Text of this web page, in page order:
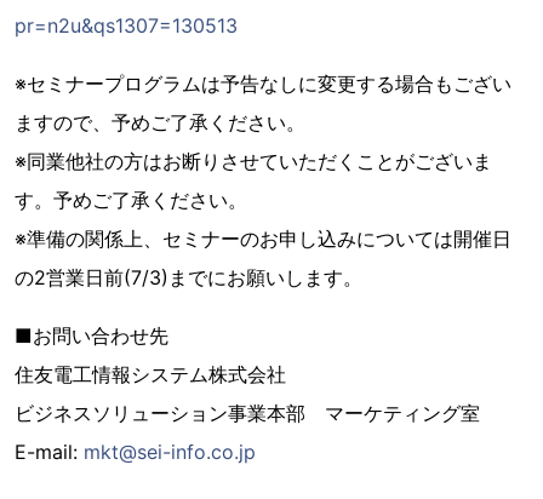
pr=n2u&qs1307=130513
※セミナープログラムは予告なしに変更する場合もござい
ますので、予めご了承ください。
※同業他社の方はお断りさせていただくことがございま
す。予めご了承ください。
※準備の関係上、セミナーのお申し込みについては開催日
の2営業日前(7/3)までにお願いします。
■お問い合わせ先
住友電工情報システム株式会社
ビジネスソリューション事業本部 マーケティング室
E-mail: mkt@sei-info.co.jp